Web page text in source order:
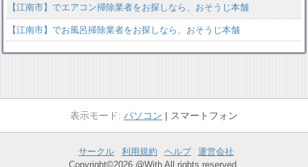
【江南市】でエアコン掃除業者をお探しなら、おそうじ本舗
【江南市】でお風呂掃除業者をお探しなら、おそうじ本舗
パソコン スマートフォン
サークル 利用規約 ヘルプ
運営会社
Copyright©2026 @With All rights reserved.